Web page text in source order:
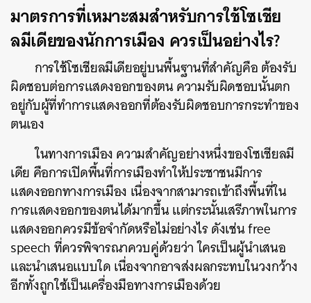
มาตรการที่เหมาะสมสำหรับการใช้โซเชีย
ลมีเดียของนักการเมือง ควรเป็นอย่างไร?
การใช้โซเชียลมีเดียอยู่บนพื้นฐานที่สำคัญคือ ต้องรับ
ผิดชอบต่อการแสดงออกของตน ความรับผิดชอบนั้นตก
อยู่กับผู้ที่ทำการแสดงออกที่ต้องรับผิดชอบการกระทำของ
ตนเอง
ในทางการเมือง ความสำคัญอย่างหนึ่งของโซเชียลมี
เดีย คือการเปิดพื้นที่การเมืองทำให้ประชาชนมีการ
แสดงออกทางการเมือง เนื่องจากสามารถเข้าถึงพื้นที่ใน
การแสดงออกของตนได้มากขึ้น แต่กระนั้นเสรีภาพในการ
แสดงออกควรมีข้อจำกัดหรือไม่อย่างไร ดังเช่น free
speech ที่ควรพิจารณาควบคู่ด้วยว่า ใครเป็นผู้นำเสนอ
และนำเสนอแบบใด เนื่องจากอาจส่งผลกระทบในวงกว้าง
อีกทั้งถูกใช้เป็นเครื่องมือทางการเมืองด้วย